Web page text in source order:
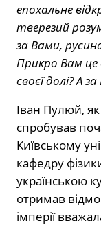
епохальне
тверезий
за Вами,
Прикро Вам це
своєї долі? А
Іван Пулюй, як
спробував
Київському
кафедру
українською
отримав
імперії